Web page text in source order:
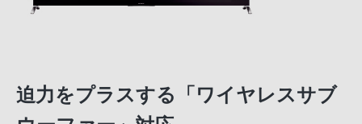
迫力をプラスする「ワイヤレスサブ